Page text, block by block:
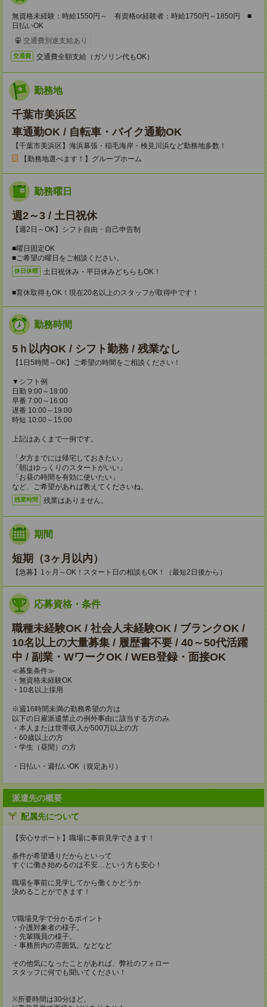
無資格未経験：時給1550円～ 有資格or経験者：時給1750円～1850円 ■
日払いOK
交通費別途支給あり
交通費 交通費全額支給（ガソリン代もOK）
勤務地
千葉市美浜区
車通勤OK / 自転車・バイク通勤OK
【千葉市美浜区】海浜幕張・稲毛海岸・検見川浜など勤務地多数！
【勤務地選べます！】グループホーム
勤務曜日
週2～3 / 土日祝休
【週2日～OK】シフト自由・自己申告制
■曜日固定OK
■ご希望の曜日をご相談ください。
休日休暇 土日祝休み・平日休みどちらもOK！
■育休取得もOK！現在20名以上のスタッフが取得中です！
勤務時間
5ｈ以内OK / シフト勤務 / 残業なし
【1日5時間～OK】ご希望の時間をご相談ください！
▼シフト例
日勤 9:00～18:00
早番 7:00～16:00
遅番 10:00～19:00
時短 10:00～15:00
上記はあくまで一例です。
「夕方までには帰宅しておきたい」
「朝はゆっくりのスタートがいい」
「お昼の時間を有効に使いたい」
など、ご希望があれば教えてくださいね。
残業時間 残業はありません。
期間
短期（3ヶ月以内）
【急募】1ヶ月～OK！スタート日の相談もOK！（最短2日後から）
応募資格・条件
職種未経験OK / 社会人未経験OK / ブランクOK /
10名以上の大量募集 / 履歴書不要 / 40～50代活躍
中 / 副業・WワークOK / WEB登録・面接OK
≪募集条件≫
・無資格未経験OK
・10名以上採用
※週16時間未満の勤務希望の方は
以下の日雇派遣禁止の例外事由に該当する方のみ
・本人または世帯収入が500万以上の方
・60歳以上の方
・学生（昼間）の方
・日払い・週払いOK（規定あり）
派遣先の概要
配属先について
【安心サポート】職場に事前見学できます！
条件が希望通りだからといって
すぐに働き始めるのは不安…という方も安心！
職場を事前に見学してから働くかどうか
決めることができます！
▽職場見学で分かるポイント
・介護対象者の様子。
・先輩職員の様子。
・事務所内の雰囲気。などなど
その他気になったことがあれば、弊社のフォロー
スタッフに何でも聞いてください！
※所要時間は30分ほど。